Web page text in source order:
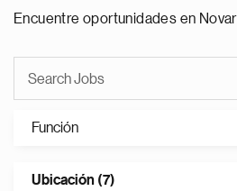
Encuentre oportunidades en
Función
Ubicación (7)